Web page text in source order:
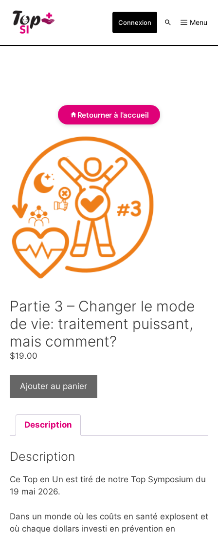
Connexion Menu
Retourner à l'accueil
Partie 3 – Changer le mode
de vie: traitement puissant,
mais comment?
$19.00
Ajouter au panier
Description
Description
Ce Top en Un est tiré de notre Top Symposium du
19 mai 2026.
Dans un monde où les coûts en santé explosent et
où chaque dollars investi en prévention en